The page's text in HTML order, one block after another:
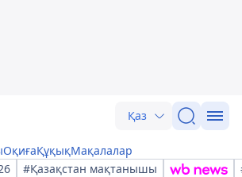
Қаз
ОқиғаҚұқықМақалалар
#Қазақстан мақтанышы